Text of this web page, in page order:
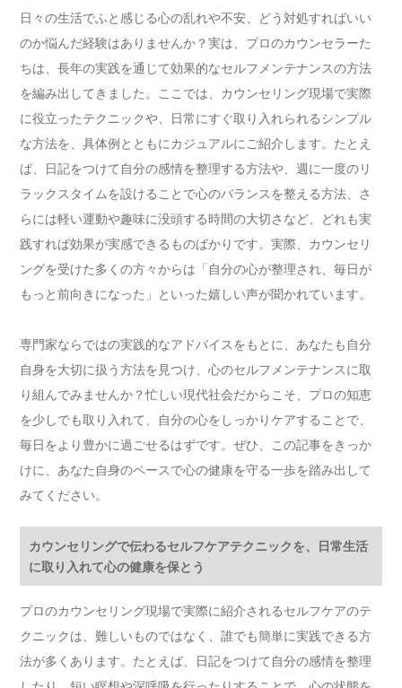
日々の生活でふと感じる心の乱れや不安、どう対処すればいい
のか悩んだ経験はありませんか？実は、プロのカウンセラーた
ちは、長年の実践を通じて効果的なセルフメンテナンスの方法
を編み出してきました。ここでは、カウンセリング現場で実際
に役立ったテクニックや、日常にすぐ取り入れられるシンプル
な方法を、具体例とともにカジュアルにご紹介します。たとえ
ば、日記をつけて自分の感情を整理する方法や、週に一度のリ
ラックスタイムを設けることで心のバランスを整える方法、さ
らには軽い運動や趣味に没頭する時間の大切さなど、どれも実
践すれば効果が実感できるものばかりです。実際、カウンセリ
ングを受けた多くの方々からは「自分の心が整理され、毎日が
もっと前向きになった」といった嬉しい声が聞かれています。
専門家ならではの実践的なアドバイスをもとに、あなたも自分
自身を大切に扱う方法を見つけ、心のセルフメンテナンスに取
り組んでみませんか？忙しい現代社会だからこそ、プロの知恵
を少しでも取り入れて、自分の心をしっかりケアすることで、
毎日をより豊かに過ごせるはずです。ぜひ、この記事をきっか
けに、あなた自身のペースで心の健康を守る一歩を踏み出して
みてください。
カウンセリングで伝わるセルフケアテクニックを、日常生活
に取り入れて心の健康を保とう
プロのカウンセリング現場で実際に紹介されるセルフケアのテ
クニックは、難しいものではなく、誰でも簡単に実践できる方
法が多くあります。たとえば、日記をつけて自分の感情を整理